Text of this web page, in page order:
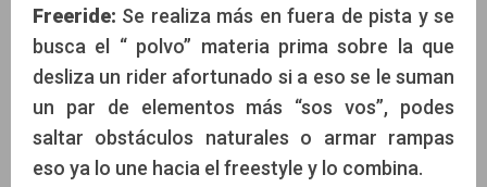
Freeride: Se realiza más en fuera de pista y se
busca el “ polvo” materia prima sobre la que
desliza un rider afortunado si a eso se le suman
un par de elementos más “sos vos”, podes
saltar obstáculos naturales o armar rampas
eso ya lo une hacia el freestyle y lo combina.